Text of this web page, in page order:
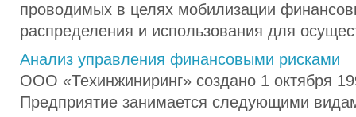
проводимых в целях мобилизации
распределения и использования для
Анализ управления финансовыми рисками
ООО «Техинжиниринг» создано 1 октября
Предприятие занимается следующими